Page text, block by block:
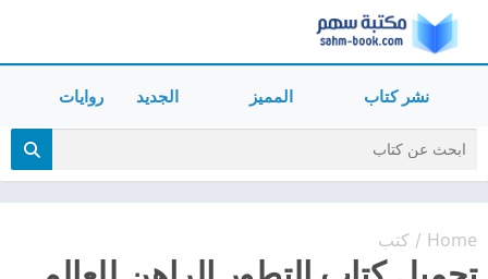
نشر كتاب المميز الجديد روايات
Home
/ كتب